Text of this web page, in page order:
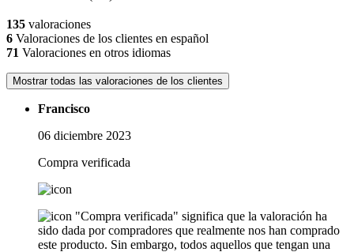
135 valoraciones
6 Valoraciones de los clientes en español
71 Valoraciones en otros idiomas
Mostrar todas las valoraciones de los clientes
Francisco
06 diciembre 2023
Compra verificada
"Compra verificada" significa que la valoración ha
sido dada por compradores que realmente nos han comprado
este producto. Sin embargo, todos aquellos que tengan una